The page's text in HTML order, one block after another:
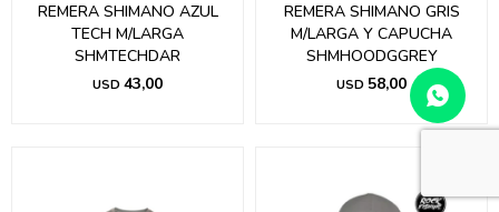
REMERA SHIMANO AZUL
TECH M/LARGA
SHMTECHDAR
USD 43,00
REMERA SHIMANO GRIS
M/LARGA Y CAPUCHA
SHMHOODGGREY
USD 58,00